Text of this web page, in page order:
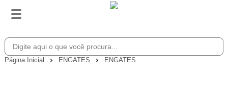
Página Inicial ENGATES ENGATES